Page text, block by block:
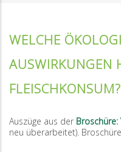
WELCHE
AUSWIRKUNGEN
FLEISCHKONSUM?
Auszüge aus der
neu überarbeitet). Broschüre